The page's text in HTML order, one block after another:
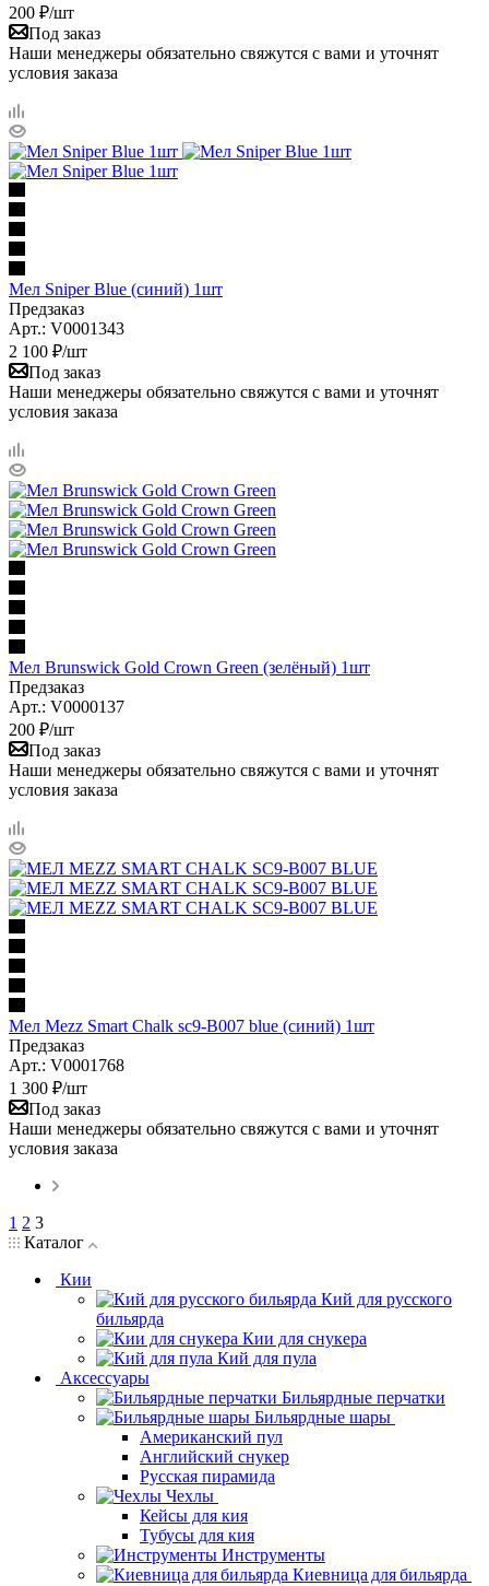
200 ₽/шт
Под заказ
Наши менеджеры обязательно свяжутся с вами и уточнят
условия заказа
Мел Sniper Blue (синий) 1шт
Предзаказ
Арт.: V0001343
2 100 ₽/шт
Под заказ
Наши менеджеры обязательно свяжутся с вами и уточнят
условия заказа
Мел Brunswick Gold Crown Green (зелёный) 1шт
Предзаказ
Арт.: V0000137
200 ₽/шт
Под заказ
Наши менеджеры обязательно свяжутся с вами и уточнят
условия заказа
Мел Mezz Smart Chalk sc9-B007 blue (синий) 1шт
Предзаказ
Арт.: V0001768
1 300 ₽/шт
Под заказ
Наши менеджеры обязательно свяжутся с вами и уточнят
условия заказа
1 2 3
Каталог
Кии
Кий для русского
бильярда
Кии для снукера
Кий для пула
Аксессуары
Бильярдные перчатки
Бильярдные шары
Американский пул
Английский снукер
Русская пирамида
Чехлы
Кейсы для кия
Тубусы для кия
Инструменты
Киевница для бильярда